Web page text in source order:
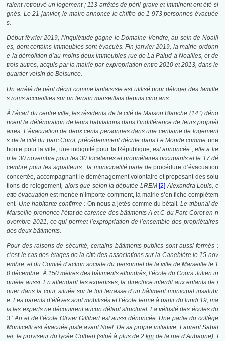
raient retrouvé un logement ; 113 arrêtés de péril grave et imminent ont été si
gnés. Le 21 janvier, le maire annonce le chiffre de 1 973 personnes évacuée
s.
Début février 2019, l’inquiétude gagne le Domaine Vendre, au sein de Noaill
es, dont certains immeubles sont évacués. Fin janvier 2019, la mairie ordonn
e la démolition d’au moins deux immeubles rue de La Palud à Noailles, et de
trois autres, acquis par la mairie par expropriation entre 2010 et 2013, dans le
quartier voisin de Belsunce.
Un arrêté de péril décrit comme fantaisiste est utilisé pour déloger des famille
s roms accueillies sur un terrain marseillais depuis cinq ans.
À l’écart du centre ville, les résidents de la cité de Maison Blanche (14°) déno
ncent la détérioration de leurs habitations dans l’indifférence de leurs propriét
aires. L’évacuation de deux cents personnes dans une centaine de logement
s de la cité du parc Corot, précédemment décrite dans Le Monde comme une
honte pour la ville, une indignité pour la République, est annoncée ; elle a lie
u le 30 novembre pour les 30 locataires et propriétaires occupants et le 17 dé
cembre pour les squatteurs ; la municipalité parle deprocédure d’évacuation
concertée, accompagnant le déménagement volontaire et proposant des solu
tions de relogement, alors que selon la députée LREM [2] Alexandra Louis, c
ette évacuationest menée n’importe comment, la mairie s’en fiche complètem
ent. Une habitante confirme : On nous a jetés comme du bétail. Le tribunal de
Marseille prononce l’état de carence des bâtiments A et C du Parc Corot en n
ovembre 2021, ce qui permet l’expropriation de l’ensemble des propriétaires
des deux bâtiments.
Pour des raisons de sécurité, certains bâtiments publics sont aussi fermés :
c’est le cas des étages de la cité des associations sur la Canebière le 15 nov
embre, et du Comité d’action sociale du personnel de la ville de Marseille le 1
0 décembre. À 150 mètresdes bâtiments effondrés, l’école du Cours Julien in
quiète aussi. En attendant les expertises, la directrice interdit aux enfants de j
ouer dans la cour, située sur le toit terrasse d’un bâtiment municipal insalubr
e. Les parents d’élèves sont mobilisés et l’école ferme à partir du lundi 19, ma
is les experts ne découvrent aucun défaut structurel. La vétusté des écoles du
3° Arr et de l’école Olivier Gillibert est aussi dénoncée. Une partie du collège
Monticelli est évacuée juste avant Noël. De sa propre initiative, Laurent Sabat
ier, le proviseur du lycée Colbert (situé à plus de 2km de la rue d’Aubagne), f